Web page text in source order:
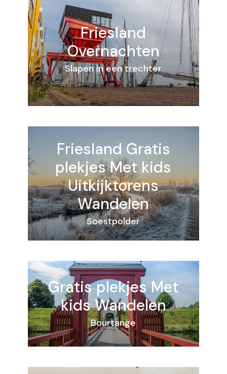
Friesland
Overnachten
Slapen in een trechter
Friesland Gratis
plekjesMet kids
Uitkijktorens
Wandelen
Soestpolder
Gratis plekjesMet
kidsWandelen
Bourtange